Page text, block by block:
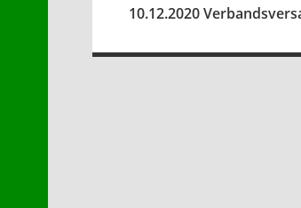
10.12.2020